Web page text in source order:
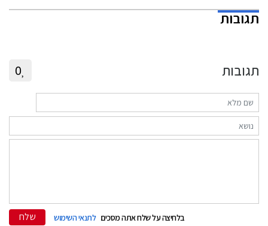
תגובות
תגובות 0
בלחיצה על שלח אתה מסכים לתנאי השימוש שלח